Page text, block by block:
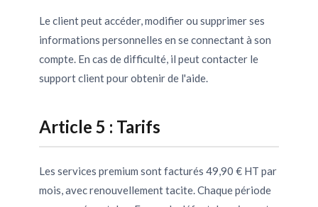
Le client peut accéder, modifier ou supprimer ses
informations personnelles en se connectant à son
compte. En cas de difficulté, il peut contacter le
support client pour obtenir de l'aide.
Article 5 : Tarifs
Les services premium sont facturés 49,90 € HT par
mois, avec renouvellement tacite. Chaque période